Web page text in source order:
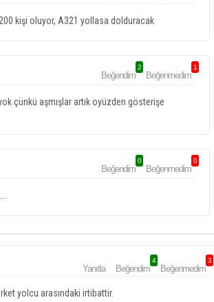
kişi oluyor, A321 yollasa dolduracak
Beğendim
2
Beğenmedim
1
çünkü aşmışlar artık oyüzden gösterişe
Beğendim
0
Beğenmedim
0
Yanıtla Beğendim
4
Beğenmedim
3
yolcu arasındaki irtibattir.